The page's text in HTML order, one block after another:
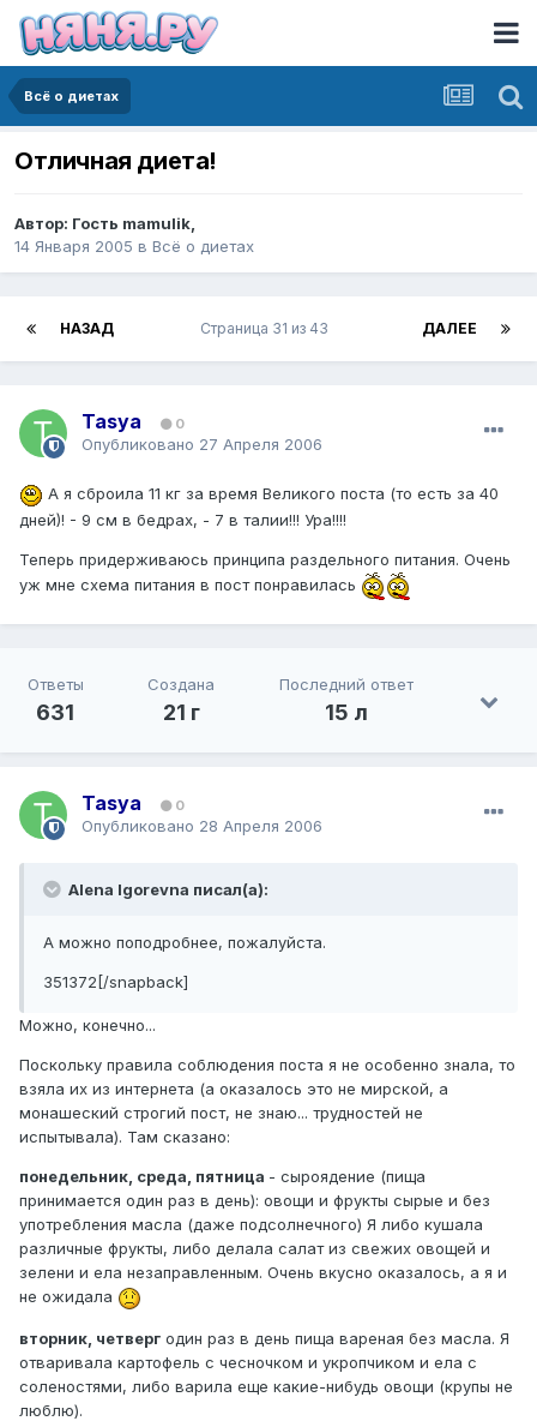
Всё о диетах
Отличная диета!
Автор: Гость mamulik,
14 Января 2005 в Всё о диетах
НАЗАД ДАЛЕЕ
Страница 31 из 43
Tasya 0
Опубликовано 27 Апреля 2006
А я сброила 11 кг за время Великого поста (то есть за 40
дней)! - 9 см в бедрах, - 7 в талии!!! Ура!!!!
Теперь придерживаюсь принципа раздельного питания. Очень
уж мне схема питания в пост понравилась
Ответы
631
Создана
21 г
Последний ответ
15 л
Tasya 0
Опубликовано 28 Апреля 2006
Alena Igorevna писал(а):
А можно поподробнее, пожалуйста.
351372[/snapback]
Можно, конечно...
Поскольку правила соблюдения поста я не особенно знала, то
взяла их из интернета (а оказалось это не мирской, а
монашеский строгий пост, не знаю... трудностей не
испытывала). Там сказано:
понедельник, среда, пятница - сыроядение (пища
принимается один раз в день): овощи и фрукты сырые и без
употребления масла (даже подсолнечного) Я либо кушала
различные фрукты, либо делала салат из свежих овощей и
зелени и ела незаправленным. Очень вкусно оказалось, а я и
не ожидала
вторник, четверг один раз в день пища вареная без масла. Я
отваривала картофель с чесночком и укропчиком и ела с
соленостями, либо варила еще какие-нибудь овощи (крупы не
люблю).